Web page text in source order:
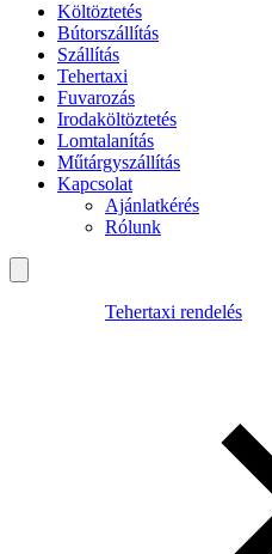
Költöztetés
Bútorszállítás
Szállítás
Tehertaxi
Fuvarozás
Irodaköltöztetés
Lomtalanítás
Műtárgyszállítás
Kapcsolat
Ajánlatkérés
Rólunk
Tehertaxi rendelés